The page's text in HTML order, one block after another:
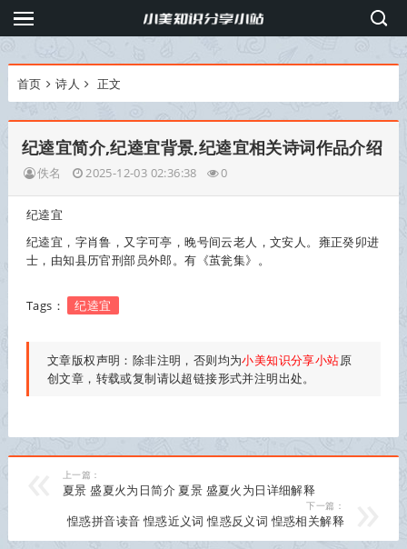
首页 诗人 正文
纪逵宜简介,纪逵宜背景,纪逵宜相关诗词作品介绍
佚名 2025-12-03 02:36:38 0
纪逵宜
纪逵宜 ，字肖鲁，又字可亭，晚号间云老人，文安人。雍正癸卯进
士，由知县历官刑部员外郎。有《茧瓮集》。
Tags： 纪逵宜
文章版权声明：除非注明，否则均为小美知识分享小站原
创文章，转载或复制请以超链接形式并注明出处。
上一篇：
夏景 盛夏火为日简介 夏景 盛夏火为日详细解释
下一篇：
惶惑拼音读音 惶惑近义词 惶惑反义词 惶惑相关解释